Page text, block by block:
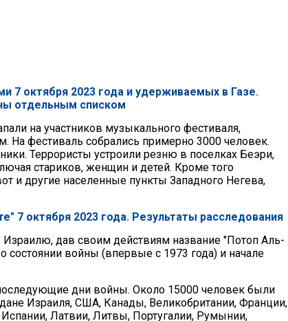
7 октября 2023 года и удерживаемых в Газе.
отдельным списком
на участников музыкального фестиваля,
На фестиваль собрались примерно 3000 человек.
Террористы устроили резню в поселках Беэри,
стариков, женщин и детей. Кроме того
и другие населенные пункты Западного Негева,
октября 2023 года. Результаты расследования
дав своим действиям название "Потоп Аль-
состоянии войны (впервые с 1973 года) и начале
дни войны. Около 15000 человек были
Израиля, США, Канады, Великобритании, Франции,
Латвии, Литвы, Португалии, Румынии,